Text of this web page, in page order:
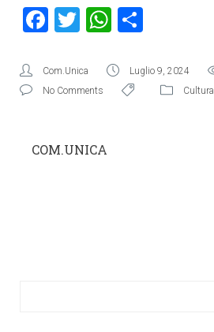
Facebook
TwitterWhatsApp
Com.Unica Luglio 9, 2024
No Comments
Cultura
COM.UNICA